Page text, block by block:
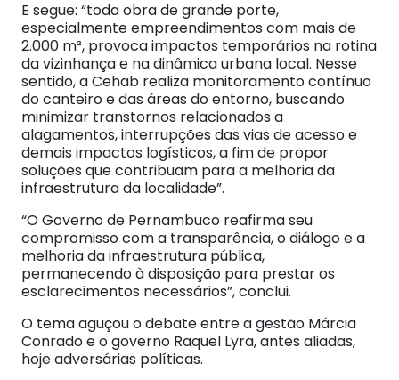
E segue: “toda obra de grande porte,
especialmente empreendimentos com mais de
2.000 m², provoca impactos temporários na rotina
da vizinhança e na dinâmica urbana local. Nesse
sentido, a Cehab realiza monitoramento contínuo
do canteiro e das áreas do entorno, buscando
minimizar transtornos relacionados a
alagamentos, interrupções das vias de acesso e
demais impactos logísticos, a fim de propor
soluções que contribuam para a melhoria da
infraestrutura da localidade”.
“O Governo de Pernambuco reafirma seu
compromisso com a transparência, o diálogo e a
melhoria da infraestrutura pública,
permanecendo à disposição para prestar os
esclarecimentos necessários”, conclui.
O tema aguçou o debate entre a gestão Márcia
Conrado e o governo Raquel Lyra, antes aliadas,
hoje adversárias políticas.